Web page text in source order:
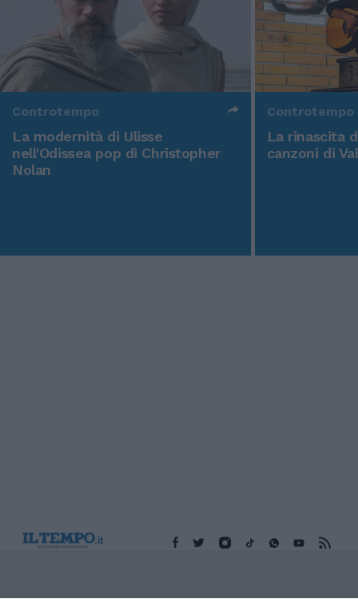
Controtempo
La modernità di Ulisse
nell'Odissea pop di Christopher
Nolan
Controtempo
La rinascita
canzoni di
Edicola digitale Il Tempo Shopping